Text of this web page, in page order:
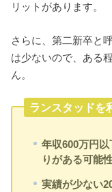
リットがあります。
さらに、第二新卒と
は少ないので、ある
ん。
ランスタッドを
年収600万円
りがある可能
実績が少ない